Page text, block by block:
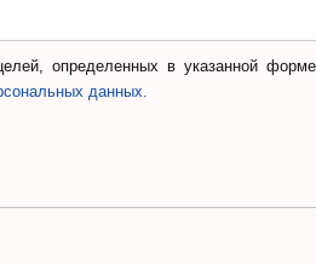
определенных в указанной
данных.